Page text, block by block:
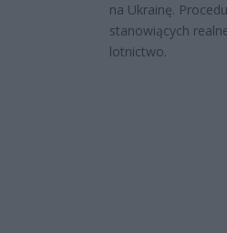
na Ukrainę.
stanowiących
lotnictwo.